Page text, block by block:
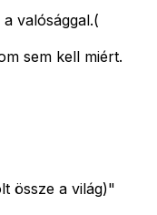
valósággal.(
sem kell miért.
össze a világ)"